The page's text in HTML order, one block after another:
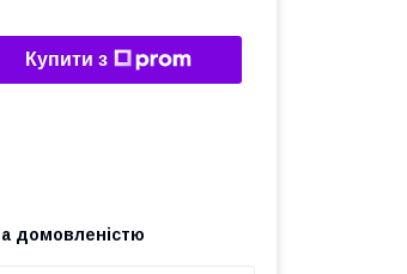
Купити з
домовленістю